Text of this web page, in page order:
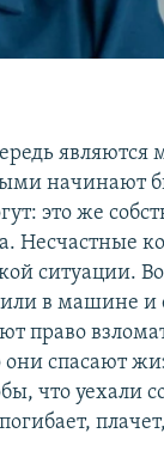
являются
начинают
это же
Несчастные
ситуации.
или в машине и
право
спасают
что уехали